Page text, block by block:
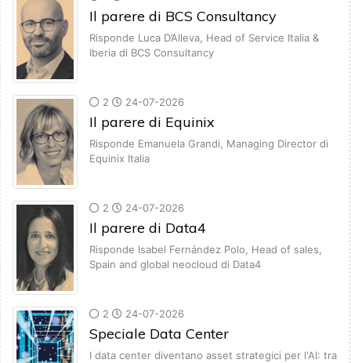
Il parere di BCS Consultancy
Risponde Luca D’Alleva, Head of Service Italia &
Iberia di BCS Consultancy
2 24-07-2026
Il parere di Equinix
Risponde Emanuela Grandi, Managing Director di
Equinix Italia
2 24-07-2026
Il parere di Data4
Risponde Isabel Fernández Polo, Head of sales,
Spain and global neocloud di Data4
2 24-07-2026
Speciale Data Center
I data center diventano asset strategici per l'AI: tra